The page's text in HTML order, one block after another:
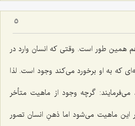
5
همین طور است. وقتى كه انسان وارد در
كه به او برخورد مى‌كند وجود است. لذا
گرچه وجود از ماهیت متأخر
ماهیت مى‌شود اما ذهنِ انسان تصور